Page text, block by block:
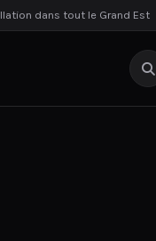
dans tout le Grand Est